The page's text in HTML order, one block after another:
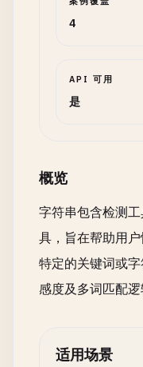
4
API 可用
是
概览
字符串包含检测
具，旨在帮助用
特定的关键词或
感度及多词匹配逻
适用场景